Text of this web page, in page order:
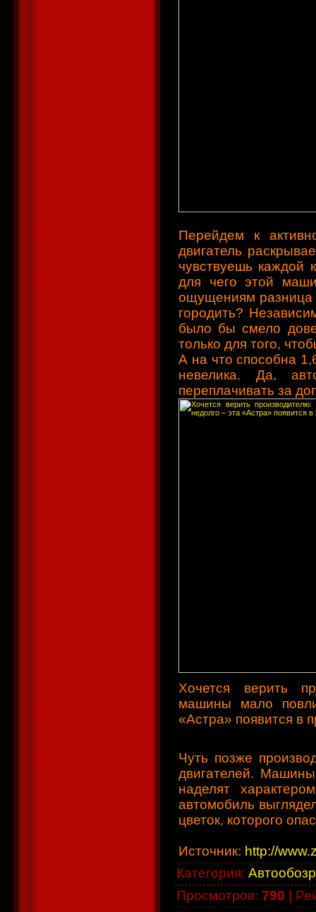
Перейдем к
двигатель
чувствуешь каждой
для чего этой
ощущениям разница
городить?
было бы смело
только для того,
А на что способна
невелика. Да,
переплачивать за
Хочется верить
машины мало
«Астра» появится в
Чуть позже
двигателей.
наделят
автомобиль
цветок, которого
Источник: http://
Категория:
Просмотров: 790 |